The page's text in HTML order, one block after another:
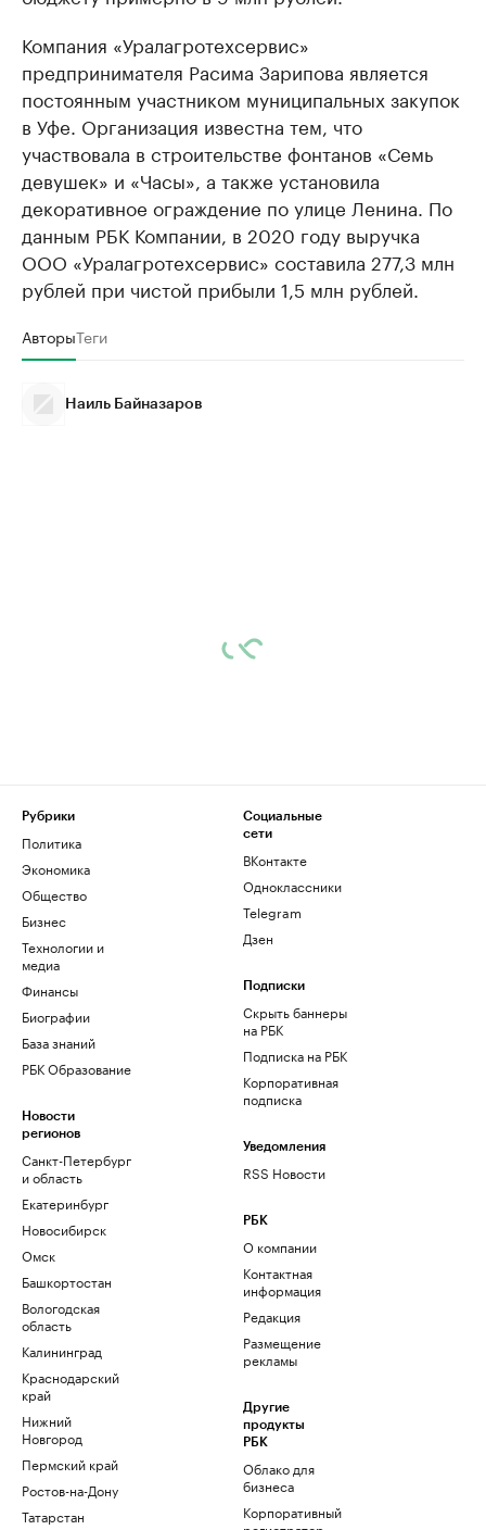
Компания «Уралагротехсервис»
предпринимателя Расима Зарипова является
постоянным участником муниципальных закупок
в Уфе. Организация известна тем, что
участвовала в строительстве фонтанов «Семь
девушек» и «Часы», а также установила
декоративное ограждение по улице Ленина. По
данным РБК Компании, в 2020 году выручка
ООО «Уралагротехсервис» составила 277,3 млн
рублей при чистой прибыли 1,5 млн рублей.
АвторыТеги
Наиль Байназаров
Рубрики
Политика
Экономика
Общество
Бизнес
Технологии и
медиа
Финансы
Биографии
База знаний
РБК Образование
Новости
регионов
Санкт-Петербург
и область
Екатеринбург
Новосибирск
Омск
Башкортостан
Вологодская
область
Калининград
Краснодарский
край
Нижний
Новгород
Пермский край
Ростов-на-Дону
Татарстан
Социальные
сети
ВКонтакте
Одноклассники
Telegram
Дзен
Подписки
Скрыть баннеры
на РБК
Подписка на РБК
Корпоративная
подписка
Уведомления
RSS Новости
РБК
О компании
Контактная
информация
Редакция
Размещение
рекламы
Другие
продукты
РБК
Облако для
бизнеса
Корпоративный